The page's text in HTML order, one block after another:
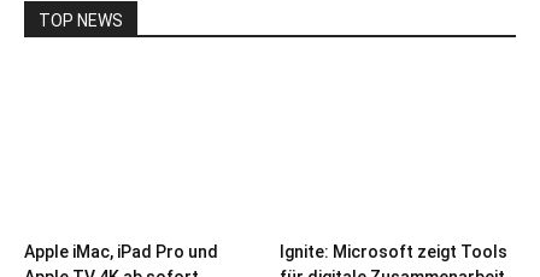
TOP NEWS
Apple iMac, iPad Pro und
Ignite: Microsoft zeigt Tools